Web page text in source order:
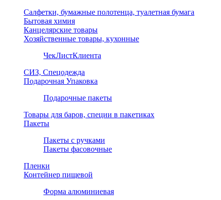
Салфетки, бумажные полотенца, туалетная бумага
Бытовая химия
Канцелярские товары
Хозяйственные товары, кухонные
ЧекЛистКлиента
СИЗ, Спецодежда
Подарочная Упаковка
Подарочные пакеты
Товары для баров, специи в пакетиках
Пакеты
Пакеты с ручками
Пакеты фасовочные
Пленки
Контейнер пищевой
Форма алюминиевая